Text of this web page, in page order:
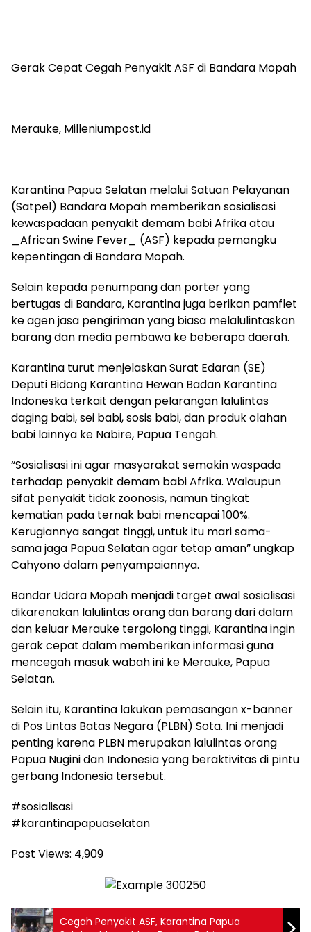
Gerak Cepat Cegah Penyakit ASF di Bandara Mopah
Merauke, Milleniumpost.id
Karantina Papua Selatan melalui Satuan Pelayanan
(Satpel) Bandara Mopah memberikan sosialisasi
kewaspadaan penyakit demam babi Afrika atau
_African Swine Fever_ (ASF) kepada pemangku
kepentingan di Bandara Mopah.
Selain kepada penumpang dan porter yang
bertugas di Bandara, Karantina juga berikan pamflet
ke agen jasa pengiriman yang biasa melalulintaskan
barang dan media pembawa ke beberapa daerah.
Karantina turut menjelaskan Surat Edaran (SE)
Deputi Bidang Karantina Hewan Badan Karantina
Indoneska terkait dengan pelarangan lalulintas
daging babi, sei babi, sosis babi, dan produk olahan
babi lainnya ke Nabire, Papua Tengah.
“Sosialisasi ini agar masyarakat semakin waspada
terhadap penyakit demam babi Afrika. Walaupun
sifat penyakit tidak zoonosis, namun tingkat
kematian pada ternak babi mencapai 100%.
Kerugiannya sangat tinggi, untuk itu mari sama-
sama jaga Papua Selatan agar tetap aman” ungkap
Cahyono dalam penyampaiannya.
Bandar Udara Mopah menjadi target awal sosialisasi
dikarenakan lalulintas orang dan barang dari dalam
dan keluar Merauke tergolong tinggi, Karantina ingin
gerak cepat dalam memberikan informasi guna
mencegah masuk wabah ini ke Merauke, Papua
Selatan.
Selain itu, Karantina lakukan pemasangan x-banner
di Pos Lintas Batas Negara (PLBN) Sota. Ini menjadi
penting karena PLBN merupakan lalulintas orang
Papua Nugini dan Indonesia yang beraktivitas di pintu
gerbang Indonesia tersebut.
#sosialisasi
#karantinapapuaselatan
Post Views: 4,909
Cegah Penyakit ASF, Karantina Papua